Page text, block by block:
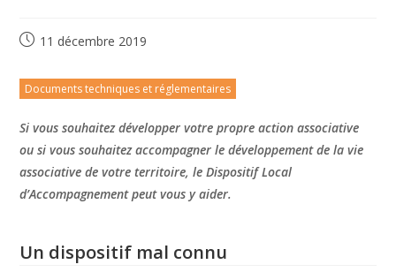
11 décembre 2019
Documents techniques et réglementaires
Si vous souhaitez développer votre propre action associative
ou si vous souhaitez accompagner le développement de la vie
associative de votre territoire, le Dispositif Local
d’Accompagnement peut vous y aider.
Un dispositif mal connu